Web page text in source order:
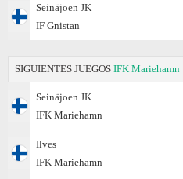
Seinäjoen JK
IF Gnistan
SIGUIENTES JUEGOS IFK Mariehamn
Seinäjoen JK
IFK Mariehamn
Ilves
IFK Mariehamn